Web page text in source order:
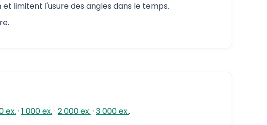
limitent l'usure des angles dans le temps.
ex. · 1 000 ex. · 2 000 ex. · 3 000 ex..